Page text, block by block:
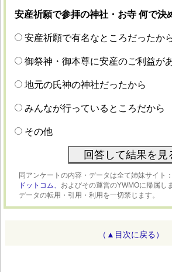
安産祈願で参拝の神社・お寺 何で決
安産祈願で有名なところだったか
御祭神・御本尊に安産のご利益が
地元の氏神の神社だったから
みんなが行っているところだから
その他
同アンケートの内容・データは全て姉妹サイト：
ドットコム、 およびその運営のYWMOに帰属し
データの転用・引用・利用を一切禁じます。
（▲目次に戻る）